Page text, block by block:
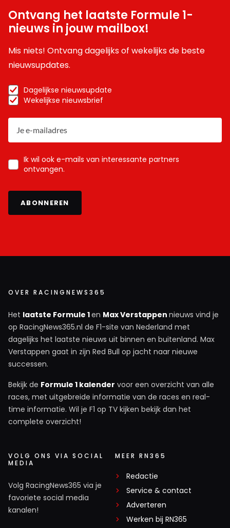
Ontvang het laatste Formule 1-
nieuws in jouw mailbox!
Mis niets! Ontvang dagelijks of wekelijks de beste
nieuwsupdates.
Dagelijkse nieuwsupdate
Wekelijkse nieuwsbrief
Ik wil ook e-mails van interessante partners
ontvangen.
ABONNEREN
OVER RACINGNEWS365
Het laatste Formule 1en Max Verstappen nieuws vind je
op RacingNews365.nl de F1-site van Nederland met
dagelijks het laatste nieuws uit binnen en buitenland. Max
Verstappen gaat in zijn Red Bull op jacht naar nieuwe
successen.
Bekijk de Formule 1 kalender voor een overzicht van alle
races, met uitgebreide informatie van de races en real-
time informatie. Wil je F1 op TV kijken bekijk dan het
complete overzicht!
VOLG ONS VIA SOCIAL
MEDIA
Volg RacingNews365 via je
favoriete social media
kanalen!
MEER RN365
Redactie
Service & contact
Adverteren
Werken bij RN365